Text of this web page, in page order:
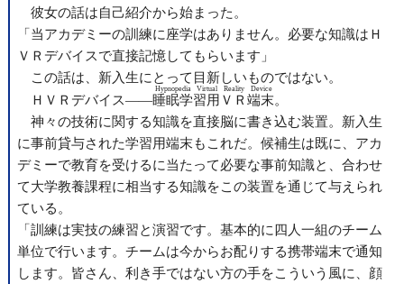
彼女の話は自己紹介から始まった。
「当アカデミーの訓練に座学はありません。必要な知識はＨ
ＶＲデバイスで直接記憶してもらいます」
この話は、新入生にとって目新しいものではない。
ＨＶＲデバイス――睡眠学習用ＶＲ端末
Hypnopedia Virtual Reality Device
。
神々の技術に関する知識を直接脳に書き込む装置。新入生
に事前貸与された学習用端末もこれだ。候補生は既に、アカ
デミーで教育を受けるに当たって必要な事前知識と、合わせ
て大学教養課程に相当する知識をこの装置を通じて与えられ
ている。
「訓練は実技の練習と演習です。基本的に四人一組のチーム
単位で行います。チームは今からお配りする携帯端末で通知
します。皆さん、利き手ではない方の手をこういう風に、顔